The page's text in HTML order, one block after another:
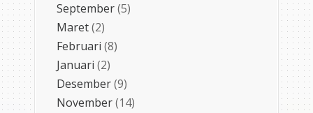
September(5)
Maret(2)
Februari (8)
Januari (2)
Desember(9)
November(14)